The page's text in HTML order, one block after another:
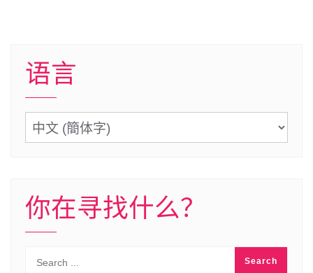
语言
语
言
你在寻找什么？